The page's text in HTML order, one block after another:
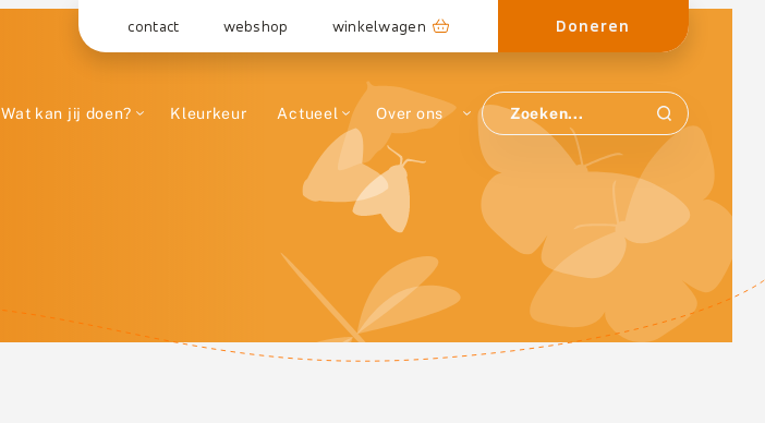
contact webshop winkelwagen Doneren
Wat kan jij doen? Kleurkeur Actueel Over ons